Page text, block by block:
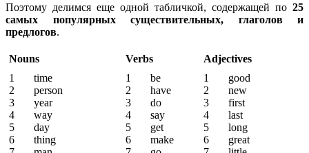
Поэтому делимся еще одной табличкой, содержащей по 25
самых популярных существительных, глаголов и
предлогов.
Nouns Verbs
Adjectives
1 time
2 person
3 year
4 way
5 day
6 thing
1 be
2 have
3 do
4 say
5 get
6 make
1 good
2 new
3 first
4 last
5 long
6 great